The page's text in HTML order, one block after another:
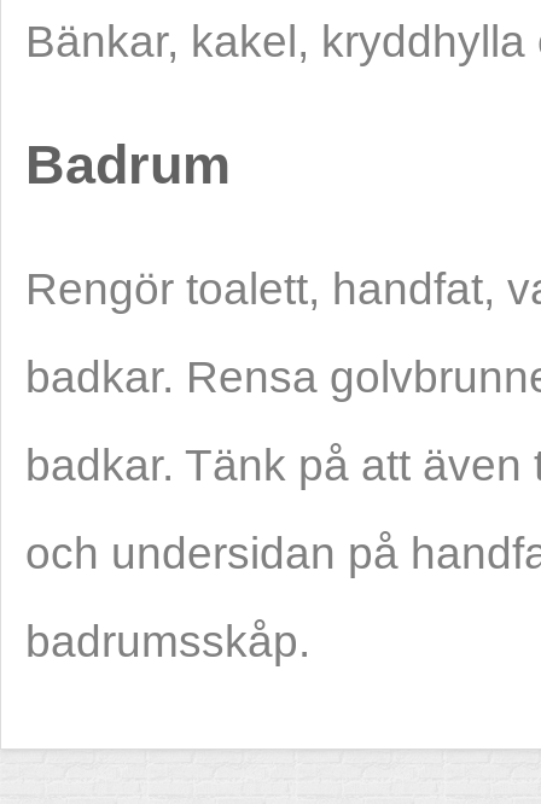
Bänkar, kakel,
Badrum
Rengör toalett, handfat,
badkar. Rensa
badkar. Tänk på att
och undersidan på
badrumsskåp.